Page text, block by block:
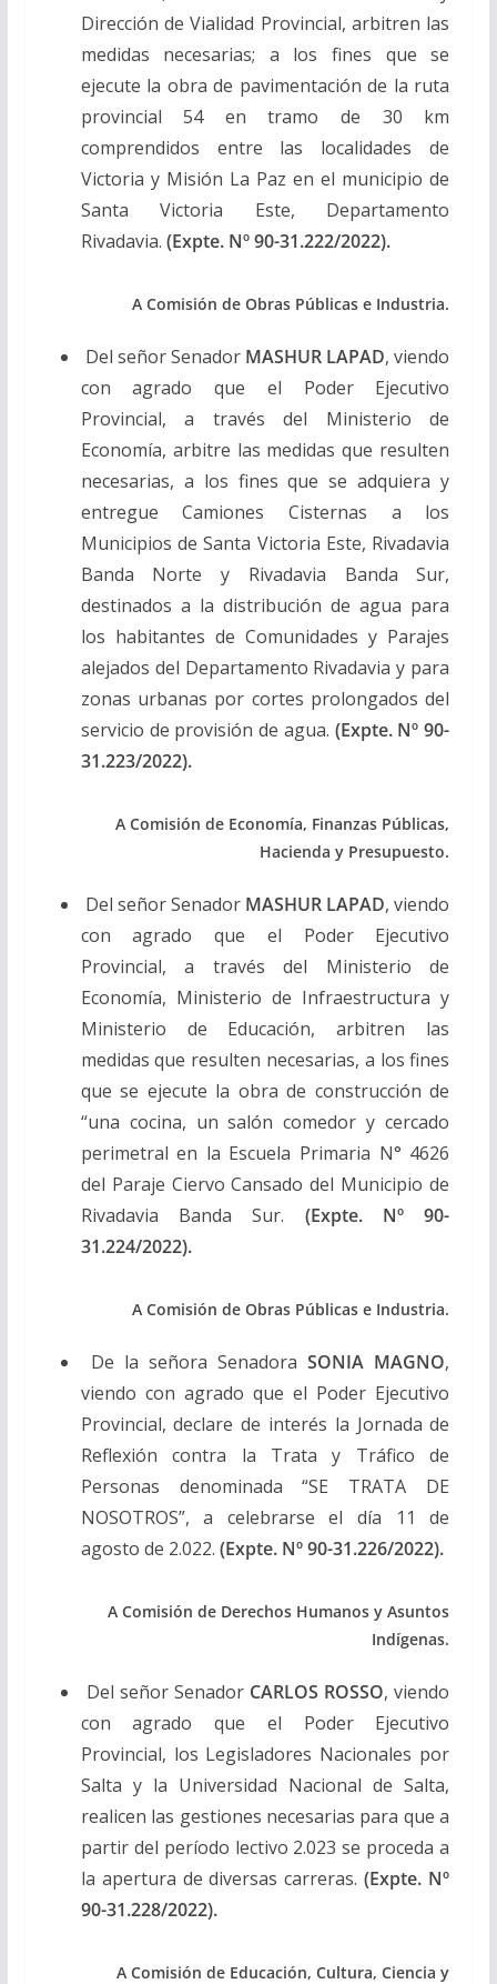
Dirección de Vialidad Provincial, arbitren las
medidas necesarias; a los fines que se
ejecute la obra de pavimentación de la ruta
provincial 54 en tramo de 30 km
comprendidos entre las localidades de
Victoria y Misión La Paz en el municipio de
Santa Victoria Este, Departamento
Rivadavia. (Expte. Nº 90-31.222/2022).
A Comisión de Obras Públicas e Industria.
Del señor Senador MASHUR LAPAD, viendo
con agrado que el Poder Ejecutivo
Provincial, a través del Ministerio de
Economía, arbitre las medidas que resulten
necesarias, a los fines que se adquiera y
entregue Camiones Cisternas a los
Municipios de Santa Victoria Este, Rivadavia
Banda Norte y Rivadavia Banda Sur,
destinados a la distribución de agua para
los habitantes de Comunidades y Parajes
alejados del Departamento Rivadavia y para
zonas urbanas por cortes prolongados del
servicio de provisión de agua. (Expte. Nº 90-
31.223/2022).
A Comisión de Economía, Finanzas Públicas,
Hacienda y Presupuesto.
Del señor Senador MASHUR LAPAD, viendo
con agrado que el Poder Ejecutivo
Provincial, a través del Ministerio de
Economía, Ministerio de Infraestructura y
Ministerio de Educación, arbitren las
medidas que resulten necesarias, a los fines
que se ejecute la obra de construcción de
“una cocina, un salón comedor y cercado
perimetral en la Escuela Primaria N° 4626
del Paraje Ciervo Cansado del Municipio de
Rivadavia Banda Sur. (Expte. Nº 90-
31.224/2022).
A Comisión de Obras Públicas e Industria.
De la señora Senadora SONIA MAGNO,
viendo con agrado que el Poder Ejecutivo
Provincial, declare de interés la Jornada de
Reflexión contra la Trata y Tráfico de
Personas denominada “SE TRATA DE
NOSOTROS”, a celebrarse el día 11 de
agosto de 2.022. (Expte. Nº 90-31.226/2022).
A Comisión de Derechos Humanos y Asuntos
Indígenas.
Del señor Senador CARLOS ROSSO, viendo
con agrado que el Poder Ejecutivo
Provincial, los Legisladores Nacionales por
Salta y la Universidad Nacional de Salta,
realicen las gestiones necesarias para que a
partir del período lectivo 2.023 se proceda a
la apertura de diversas carreras.(Expte. Nº
90-31.228/2022).
A Comisión de Educación, Cultura, Ciencia y